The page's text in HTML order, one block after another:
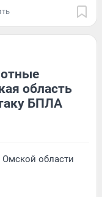
область
БПЛА
области